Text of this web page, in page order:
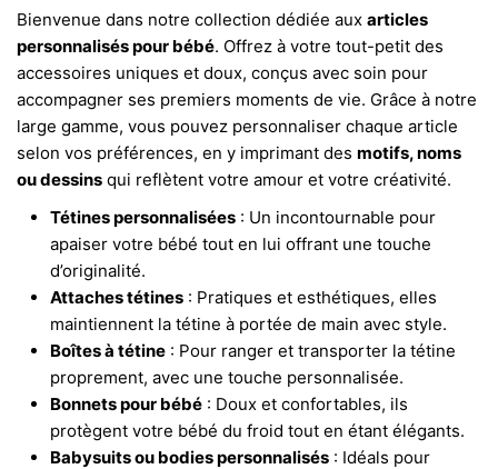
Bienvenue dans notre collection dédiée aux articles
personnalisés pour bébé. Offrez à votre tout-petit des
accessoires uniques et doux, conçus avec soin pour
accompagner ses premiers moments de vie. Grâce à notre
large gamme, vous pouvez personnaliser chaque article
selon vos préférences, en y imprimant des motifs, noms
ou dessins qui reflètent votre amour et votre créativité.
Tétines personnalisées : Un incontournable pour
apaiser votre bébé tout en lui offrant une touche
d’originalité.
Attaches tétines : Pratiques et esthétiques, elles
maintiennent la tétine à portée de main avec style.
Boîtes à tétine : Pour ranger et transporter la tétine
proprement, avec une touche personnalisée.
Bonnets pour bébé : Doux et confortables, ils
protègent votre bébé du froid tout en étant élégants.
Babysuits ou bodies personnalisés : Idéals pour